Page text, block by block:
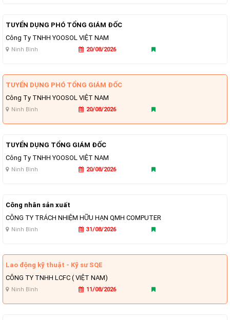
TUYỂN DỤNG PHÓ TỔNG GIÁM ĐỐC
Công Ty TNHH YOOSOL VIỆT NAM
Ninh Bình 20/08/2026
TUYỂN DỤNG PHÓ TỔNG GIÁM ĐỐC
Công Ty TNHH YOOSOL VIỆT NAM
Ninh Bình 20/08/2026
TUYỂN DỤNG TỔNG GIÁM ĐỐC
Công Ty TNHH YOOSOL VIỆT NAM
Ninh Bình 20/08/2026
Công nhân sản xuất
CÔNG TY TRÁCH NHIỆM HỮU HẠN QMH COMPUTER
Ninh Bình 31/08/2026
Lao động kỹ thuật - Kỹ sư SQE
CÔNG TY TNHH LCFC ( VIỆT NAM)
Ninh Bình 11/08/2026